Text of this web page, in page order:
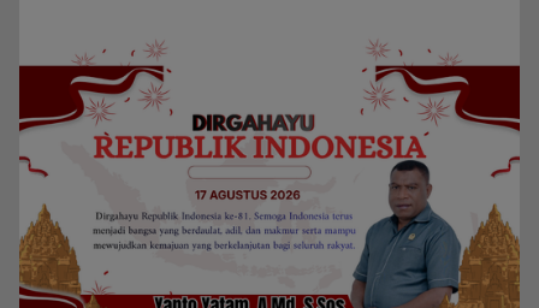
Kategori
Berita
Home
Papua Barat Daya